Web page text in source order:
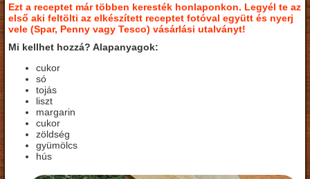
Ezt a receptet már többen keresték honlaponkon. Legyél te az
első aki feltölti az elkészített receptet fotóval együtt és nyerj
vele (Spar, Penny vagy Tesco) vásárlási utalványt!
Mi kellhet hozzá? Alapanyagok:
cukor
só
tojás
liszt
margarin
cukor
zöldség
gyümölcs
hús